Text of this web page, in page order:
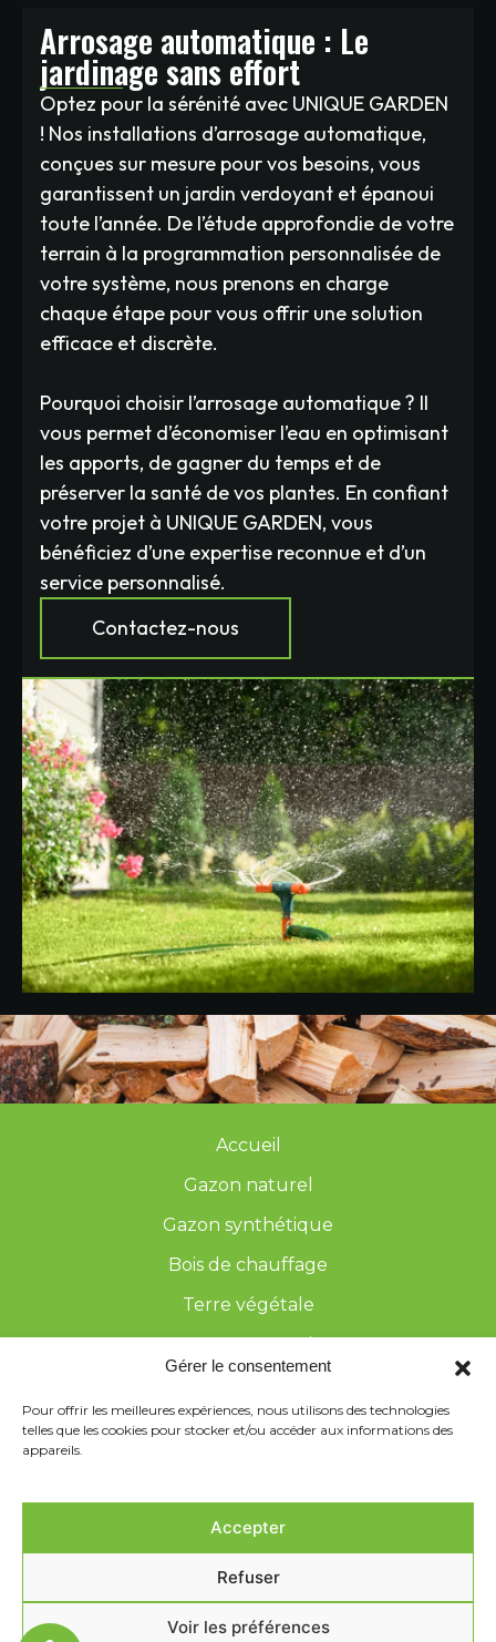
Gérer le consentement
Pour offrir les meilleures expériences, nous utilisons des technologies
telles que les cookies pour stocker et/ou accéder aux informations des
appareils.
Accepter
Refuser
Voir les préférences
Arrosage automatique : Le
jardinage sans effort
Optez pour la sérénité avec UNIQUE GARDEN
! Nos installations d’arrosage automatique,
conçues sur mesure pour vos besoins, vous
garantissent un jardin verdoyant et épanoui
toute l’année. De l’étude approfondie de votre
terrain à la programmation personnalisée de
votre système, nous prenons en charge
chaque étape pour vous offrir une solution
efficace et discrète.
Pourquoi choisir l’arrosage automatique ? Il
vous permet d’économiser l’eau en optimisant
les apports, de gagner du temps et de
préserver la santé de vos plantes. En confiant
votre projet à UNIQUE GARDEN, vous
bénéficiez d’une expertise reconnue et d’un
service personnalisé.
Contactez-nous
Accueil
Gazon naturel
Gazon synthétique
Bois de chauffage
Terre végétale
Arrosage automatique
Contact